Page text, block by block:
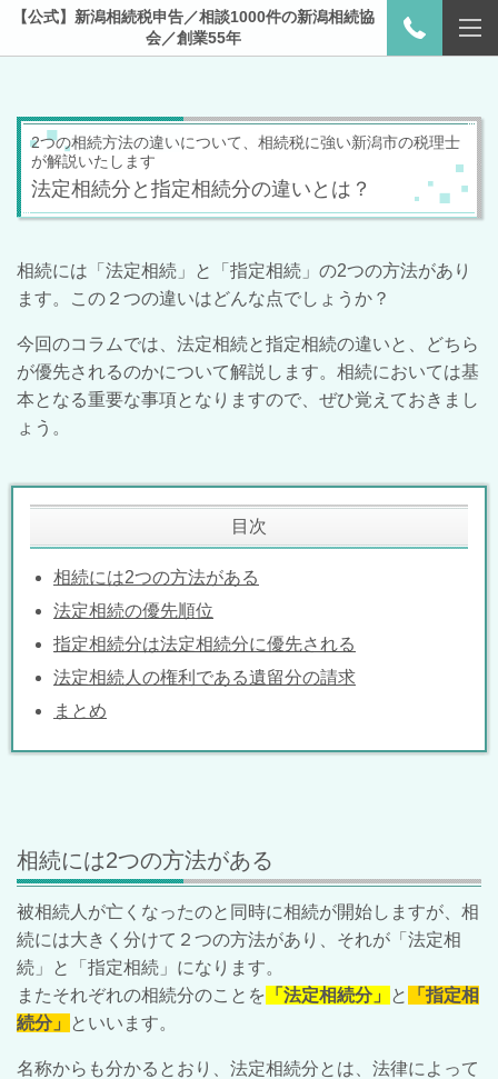
【公式】新潟相続税申告／相談1000件の新潟相続協
会／創業55年
2つの相続方法の違いについて、相続税に強い新潟市の税理士
が解説いたします
法定相続分と指定相続分の違いとは？
相続には「法定相続」と「指定相続」の2つの方法があり
ます。この２つの違いはどんな点でしょうか？
今回のコラムでは、法定相続と指定相続の違いと、どちら
が優先されるのかについて解説します。相続においては基
本となる重要な事項となりますので、ぜひ覚えておきまし
ょう。
目次
相続には2つの方法がある
法定相続の優先順位
指定相続分は法定相続分に優先される
法定相続人の権利である遺留分の請求
まとめ
相続には2つの方法がある
被相続人が亡くなったのと同時に相続が開始しますが、相
続には大きく分けて２つの方法があり、それが「法定相
続」と「指定相続」になります。
またそれぞれの相続分のことを
「法定相続分」 と
「指定相
続分」
といいます。
名称からも分かるとおり、法定相続分とは、法律によって